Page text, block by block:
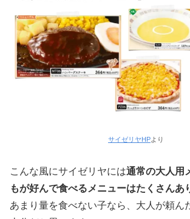
サイゼリヤHPより
こんな風にサイゼリヤには通常の大人用
もが好んで食べるメニューはたくさんあ
あまり量を食べない子なら、大人が頼ん